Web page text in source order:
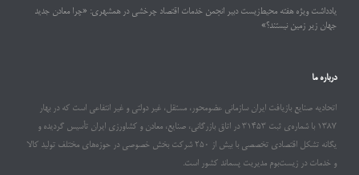
یادداشت ویژه هفته محیط‌زیست دبیر انجمن خدمات اقتصاد چرخشی در همشهری: «چرا معادن جدید
جهان زیر زمین نیستند؟»
درباره ما
اتحادیه صنایع بازیافت ایران سازمانی عضومحور، مستقل، غیر دولتی و غیر انتفاعی است که در بهار
۱۳۸۷ با شماره‌ی ثبت ۳۱۴۵۳ در اتاق بازرگانی، صنایع، معادن و کشاورزی ایران تأسیس گردیده و
یگانه تشکل اقتصادی تخصصی با بیش از ۲۵۰ شرکت بخش خصوصی در حوزه‌های مختلف تولید کالا
و خدمات در زیست‌بوم مدیریت پسماند کشور است.